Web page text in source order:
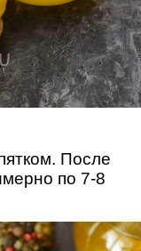
После
по 7-8